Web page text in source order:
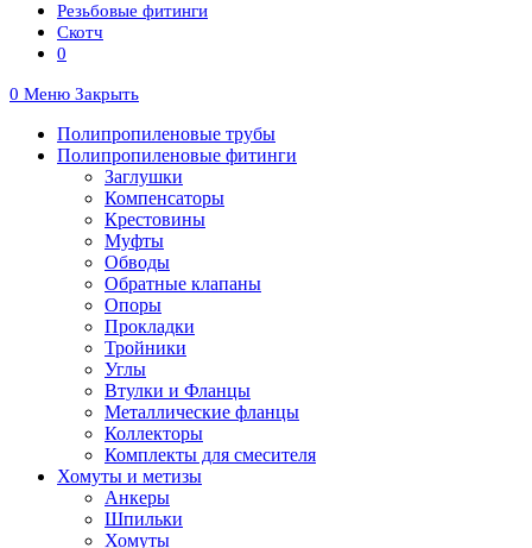
Резьбовые фитинги
Скотч
0
0 Меню Закрыть
Полипропиленовые трубы
Полипропиленовые фитинги
Заглушки
Компенсаторы
Крестовины
Муфты
Обводы
Обратные клапаны
Опоры
Прокладки
Тройники
Углы
Втулки и Фланцы
Металлические фланцы
Коллекторы
Комплекты для смесителя
Хомуты и метизы
Анкеры
Шпильки
Хомуты